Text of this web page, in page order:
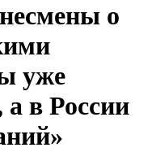
о
уже
в России